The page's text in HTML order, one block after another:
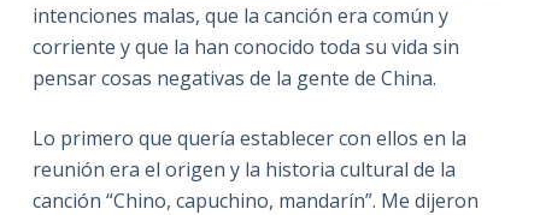
intenciones malas, que la canción era común y
corriente y que la han conocido toda su vida sin
pensar cosas negativas de la gente de China.
Lo primero que quería establecer con ellos en la
reunión era el origen y la historia cultural de la
canción “Chino, capuchino, mandarín”. Me dijeron